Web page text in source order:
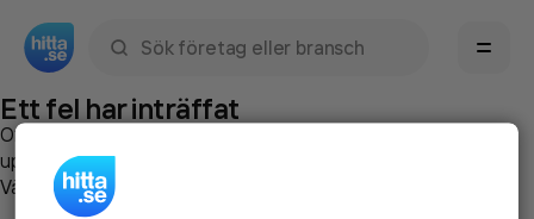
Ett fel har inträffat
Om du vill kan du
uppstod så att vi lättare och snabbare kan avhjälpa det.
Vänligen försök med följande: